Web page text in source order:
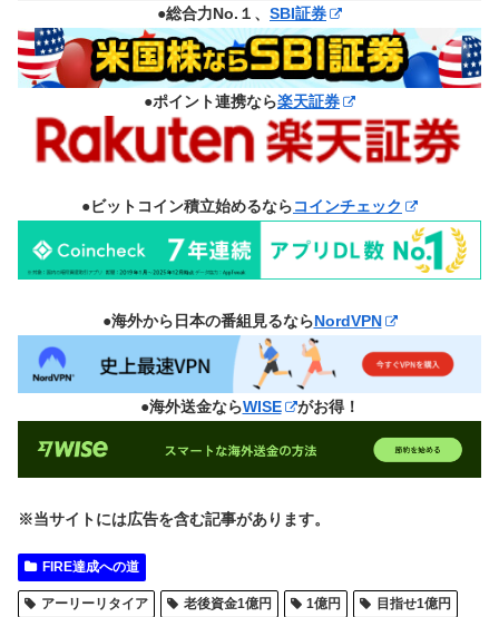
●総合力No.１、 SBI証券
●ポイント連携なら楽天証券
●ビットコイン積立始めるならコインチェック
●海外から日本の番組見るならNordVPN
●海外送金ならWISE がお得！
※当サイトには広告を含む記事があります。
FIRE達成への道
アーリーリタイア 老後資金1億円 1億円 目指せ1億円